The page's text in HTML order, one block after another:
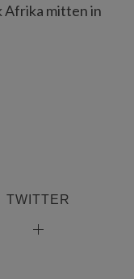
Afrika mitten in
TWITTER